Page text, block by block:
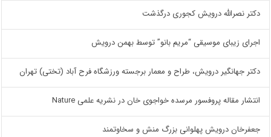
دکتر نصرالله درویش کجوری درگذشت
اجرای زیبای موسیقی “مریم بانو” توسط بهمن درویش
دکتر جهانگیر درویش، طراح و معمار برجسته ورزشگاه فرح آباد (تختی) تهران
انتشار مقاله پروفسور مرسده خواجوی خان در نشریه علمی Nature
جعفرخان درویش پهلوانی بزرگ منش و سخاوتمند